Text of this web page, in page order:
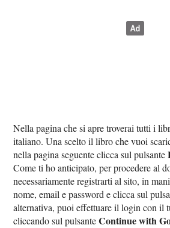
Nella pagina che si apre troverai tutti i
italiano. Una scelto il libro che vuoi
nella pagina seguente clicca sul pulsante
Come ti ho anticipato, per procedere al
necessariamente registrarti al sito, in
nome, email e password e clicca sul
alternativa, puoi effettuare il login con il
cliccando sul pulsanteContinue with